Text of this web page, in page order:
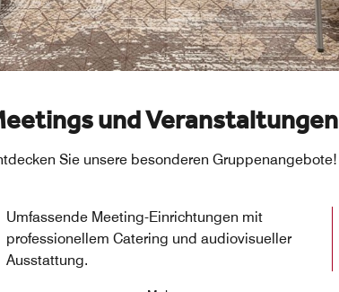
und Veranstaltungen
Sie unsere besonderen Gruppenangebote!
Umfassende Meeting-Einrichtungen mit
professionellem Catering und audiovisueller
Ausstattung.